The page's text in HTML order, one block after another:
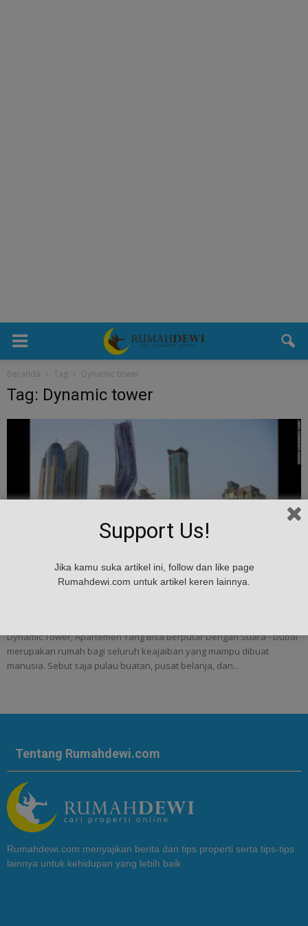
Beranda Tag Dynamic tower
Tag: Dynamic tower
Dynamic Tower, Apartemen Yang Bisa
Dynamic Tower, Apartemen Yang Bisa Berputar Dengan Suara - Dubai
merupakan rumah bagi seluruh keajaiban yang mampu dibuat
manusia. Sebut saja pulau buatan, pusat belanja, dan...
Tentang Rumahdewi.com
Rumahdewi.com menyajikan berita dan tips properti serta tips-tips
lainnya untuk kehidupan yang lebih baik
Support Us!
Jika kamu suka artikel ini, follow dan like page
Rumahdewi.com untuk artikel keren lainnya.